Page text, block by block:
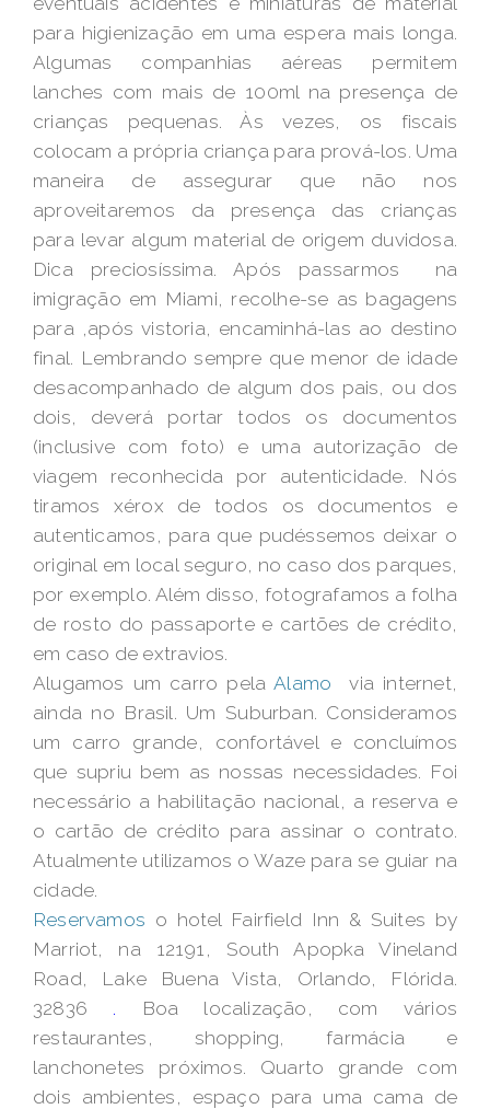
para higienização em uma espera mais longa.
Algumas companhias aéreas permitem
lanches com mais de 100ml na presença de
crianças pequenas. Às vezes, os fiscais
colocam a própria criança para prová-los. Uma
maneira de assegurar que não nos
aproveitaremos da presença das crianças
para levar algum material de origem duvidosa.
Dica preciosíssima. Após passarmos na
imigração em Miami, recolhe-se as bagagens
para ,após vistoria, encaminhá-las ao destino
final. Lembrando sempre que menor de idade
desacompanhado de algum dos pais, ou dos
dois, deverá portar todos os documentos
(inclusive com foto) e uma autorização de
viagem reconhecida por autenticidade. Nós
tiramos xérox de todos os documentos e
autenticamos, para que pudéssemos deixar o
original em local seguro, no caso dos parques,
por exemplo. Além disso, fotografamos a folha
de rosto do passaporte e cartões de crédito,
em caso de extravios.
Alugamos um carro pelaAlamo
via internet,
ainda no Brasil. Um Suburban. Consideramos
um carro grande, confortável e concluímos
que supriu bem as nossas necessidades. Foi
necessário a habilitação nacional, a reserva e
o cartão de crédito para assinar o contrato.
Atualmente utilizamos o Waze para se guiar na
cidade.
Reservamos o hotel Fairfield Inn & Suites by
Marriot, na 12191, South Apopka Vineland
Road, Lake Buena Vista, Orlando, Flórida.
32836 .
Boa localização, com vários
restaurantes, shopping, farmácia e
lanchonetes próximos. Quarto grande com
dois ambientes, espaço para uma cama de